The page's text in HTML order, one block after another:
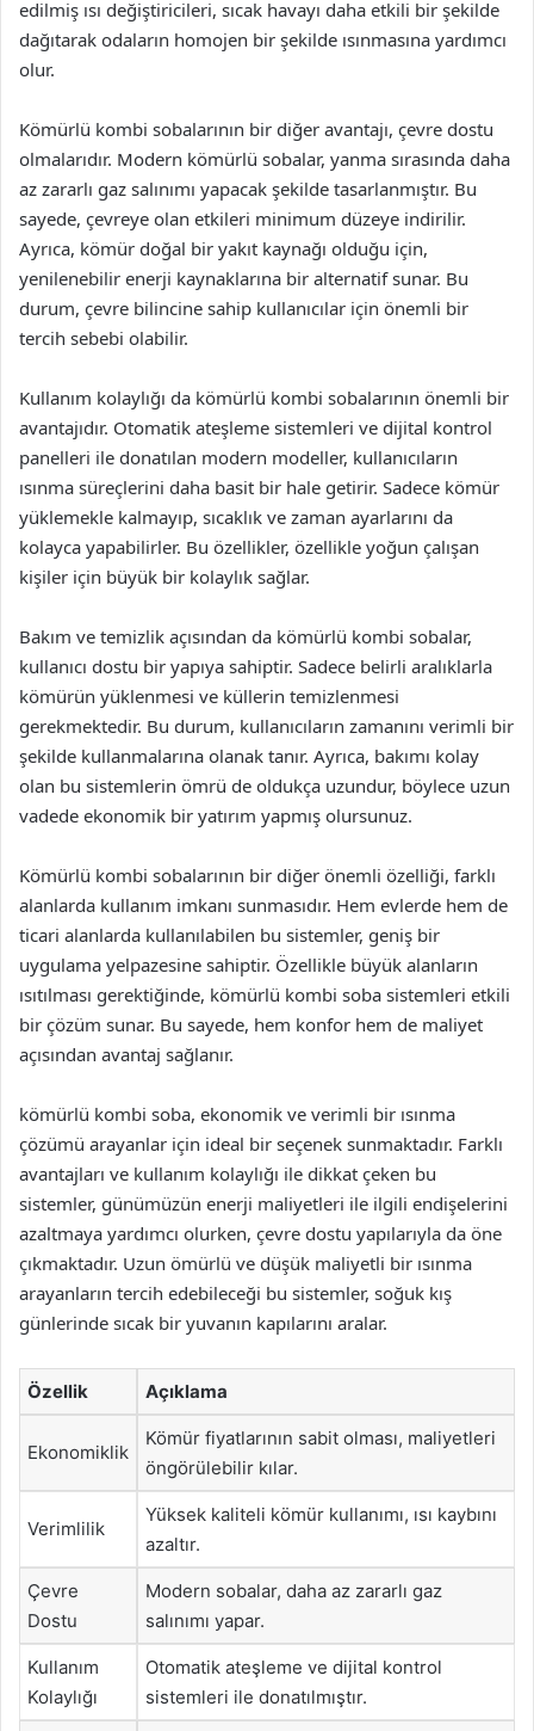
edilmiş ısı değiştiricileri, sıcak havayı daha etkili bir şekilde
dağıtarak odaların homojen bir şekilde ısınmasına yardımcı
olur.
Kömürlü kombi sobalarının bir diğer avantajı, çevre dostu
olmalarıdır. Modern kömürlü sobalar, yanma sırasında daha
az zararlı gaz salınımı yapacak şekilde tasarlanmıştır. Bu
sayede, çevreye olan etkileri minimum düzeye indirilir.
Ayrıca, kömür doğal bir yakıt kaynağı olduğu için,
yenilenebilir enerji kaynaklarına bir alternatif sunar. Bu
durum, çevre bilincine sahip kullanıcılar için önemli bir
tercih sebebi olabilir.
Kullanım kolaylığı da kömürlü kombi sobalarının önemli bir
avantajıdır. Otomatik ateşleme sistemleri ve dijital kontrol
panelleri ile donatılan modern modeller, kullanıcıların
ısınma süreçlerini daha basit bir hale getirir. Sadece kömür
yüklemekle kalmayıp, sıcaklık ve zaman ayarlarını da
kolayca yapabilirler. Bu özellikler, özellikle yoğun çalışan
kişiler için büyük bir kolaylık sağlar.
Bakım ve temizlik açısından da kömürlü kombi sobalar,
kullanıcı dostu bir yapıya sahiptir. Sadece belirli aralıklarla
kömürün yüklenmesi ve küllerin temizlenmesi
gerekmektedir. Bu durum, kullanıcıların zamanını verimli bir
şekilde kullanmalarına olanak tanır. Ayrıca, bakımı kolay
olan bu sistemlerin ömrü de oldukça uzundur, böylece uzun
vadede ekonomik bir yatırım yapmış olursunuz.
Kömürlü kombi sobalarının bir diğer önemli özelliği, farklı
alanlarda kullanım imkanı sunmasıdır. Hem evlerde hem de
ticari alanlarda kullanılabilen bu sistemler, geniş bir
uygulama yelpazesine sahiptir. Özellikle büyük alanların
ısıtılması gerektiğinde, kömürlü kombi soba sistemleri etkili
bir çözüm sunar. Bu sayede, hem konfor hem de maliyet
açısından avantaj sağlanır.
kömürlü kombi soba, ekonomik ve verimli bir ısınma
çözümü arayanlar için ideal bir seçenek sunmaktadır. Farklı
avantajları ve kullanım kolaylığı ile dikkat çeken bu
sistemler, günümüzün enerji maliyetleri ile ilgili endişelerini
azaltmaya yardımcı olurken, çevre dostu yapılarıyla da öne
çıkmaktadır. Uzun ömürlü ve düşük maliyetli bir ısınma
arayanların tercih edebileceği bu sistemler, soğuk kış
günlerinde sıcak bir yuvanın kapılarını aralar.
Özellik Açıklama
Ekonomiklik
Kömür fiyatlarının sabit olması, maliyetleri
öngörülebilir kılar.
Verimlilik
Yüksek kaliteli kömür kullanımı, ısı kaybını
azaltır.
Çevre
Dostu
Modern sobalar, daha az zararlı gaz
salınımı yapar.
Kullanım
Kolaylığı
Otomatik ateşleme ve dijital kontrol
sistemleri ile donatılmıştır.